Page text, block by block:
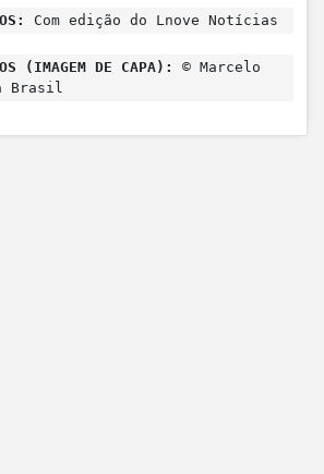
Com edição do Lnove Notícias
(IMAGEM DE CAPA):
© Marcelo
Brasil